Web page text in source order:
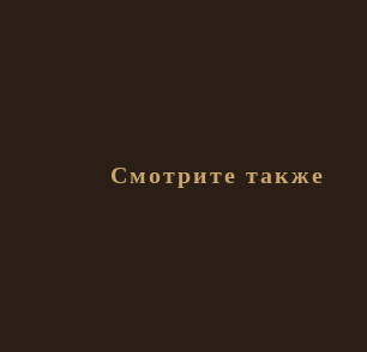
Смотрите также